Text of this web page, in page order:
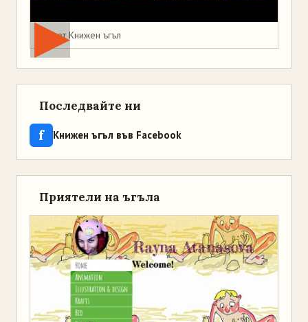
Мая от Книжен ъгъл
Последвайте ни
f Книжен ъгъл във Facebook
Приятели на ъгъла